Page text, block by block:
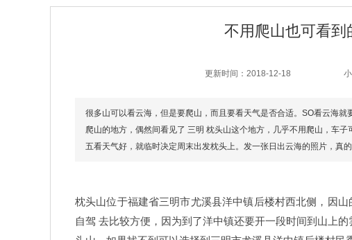
不用爬山也可看到
更新时间：2018-12-18
很多山可以看云海，但是要爬山，而且要看天气是否合适。SO看云海
爬山的地方，偶然间看见了 三明 枕头山这个地方，几乎不用爬山，车
五看天气好，就临时决定周末出发枕头上。发一张日出云海的照片，真
枕头山位于福建省三明市尤溪县洋中镇后楼村西北侧，因
自驾 去比较方便，因为到了洋中镇还要开一段时间到山上